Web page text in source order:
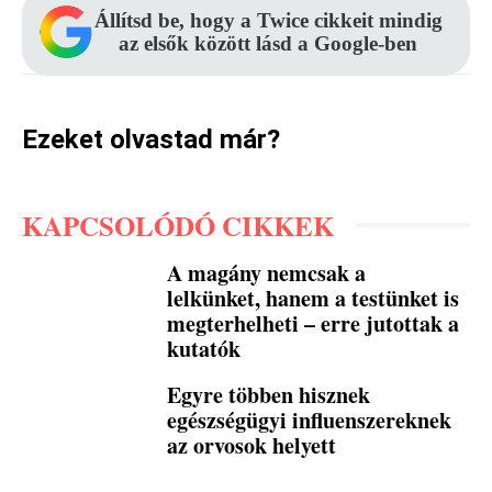
Állítsd be, hogy a Twice cikkeit mindig
az elsők között lásd a Google-ben
Ezeket olvastad már?
KAPCSOLÓDÓ CIKKEK
A magány nemcsak a
lelkünket, hanem a testünket is
megterhelheti – erre jutottak a
kutatók
Egyre többen hisznek
egészségügyi influenszereknek
az orvosok helyett